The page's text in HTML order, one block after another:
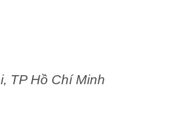
TP Hồ Chí Minh